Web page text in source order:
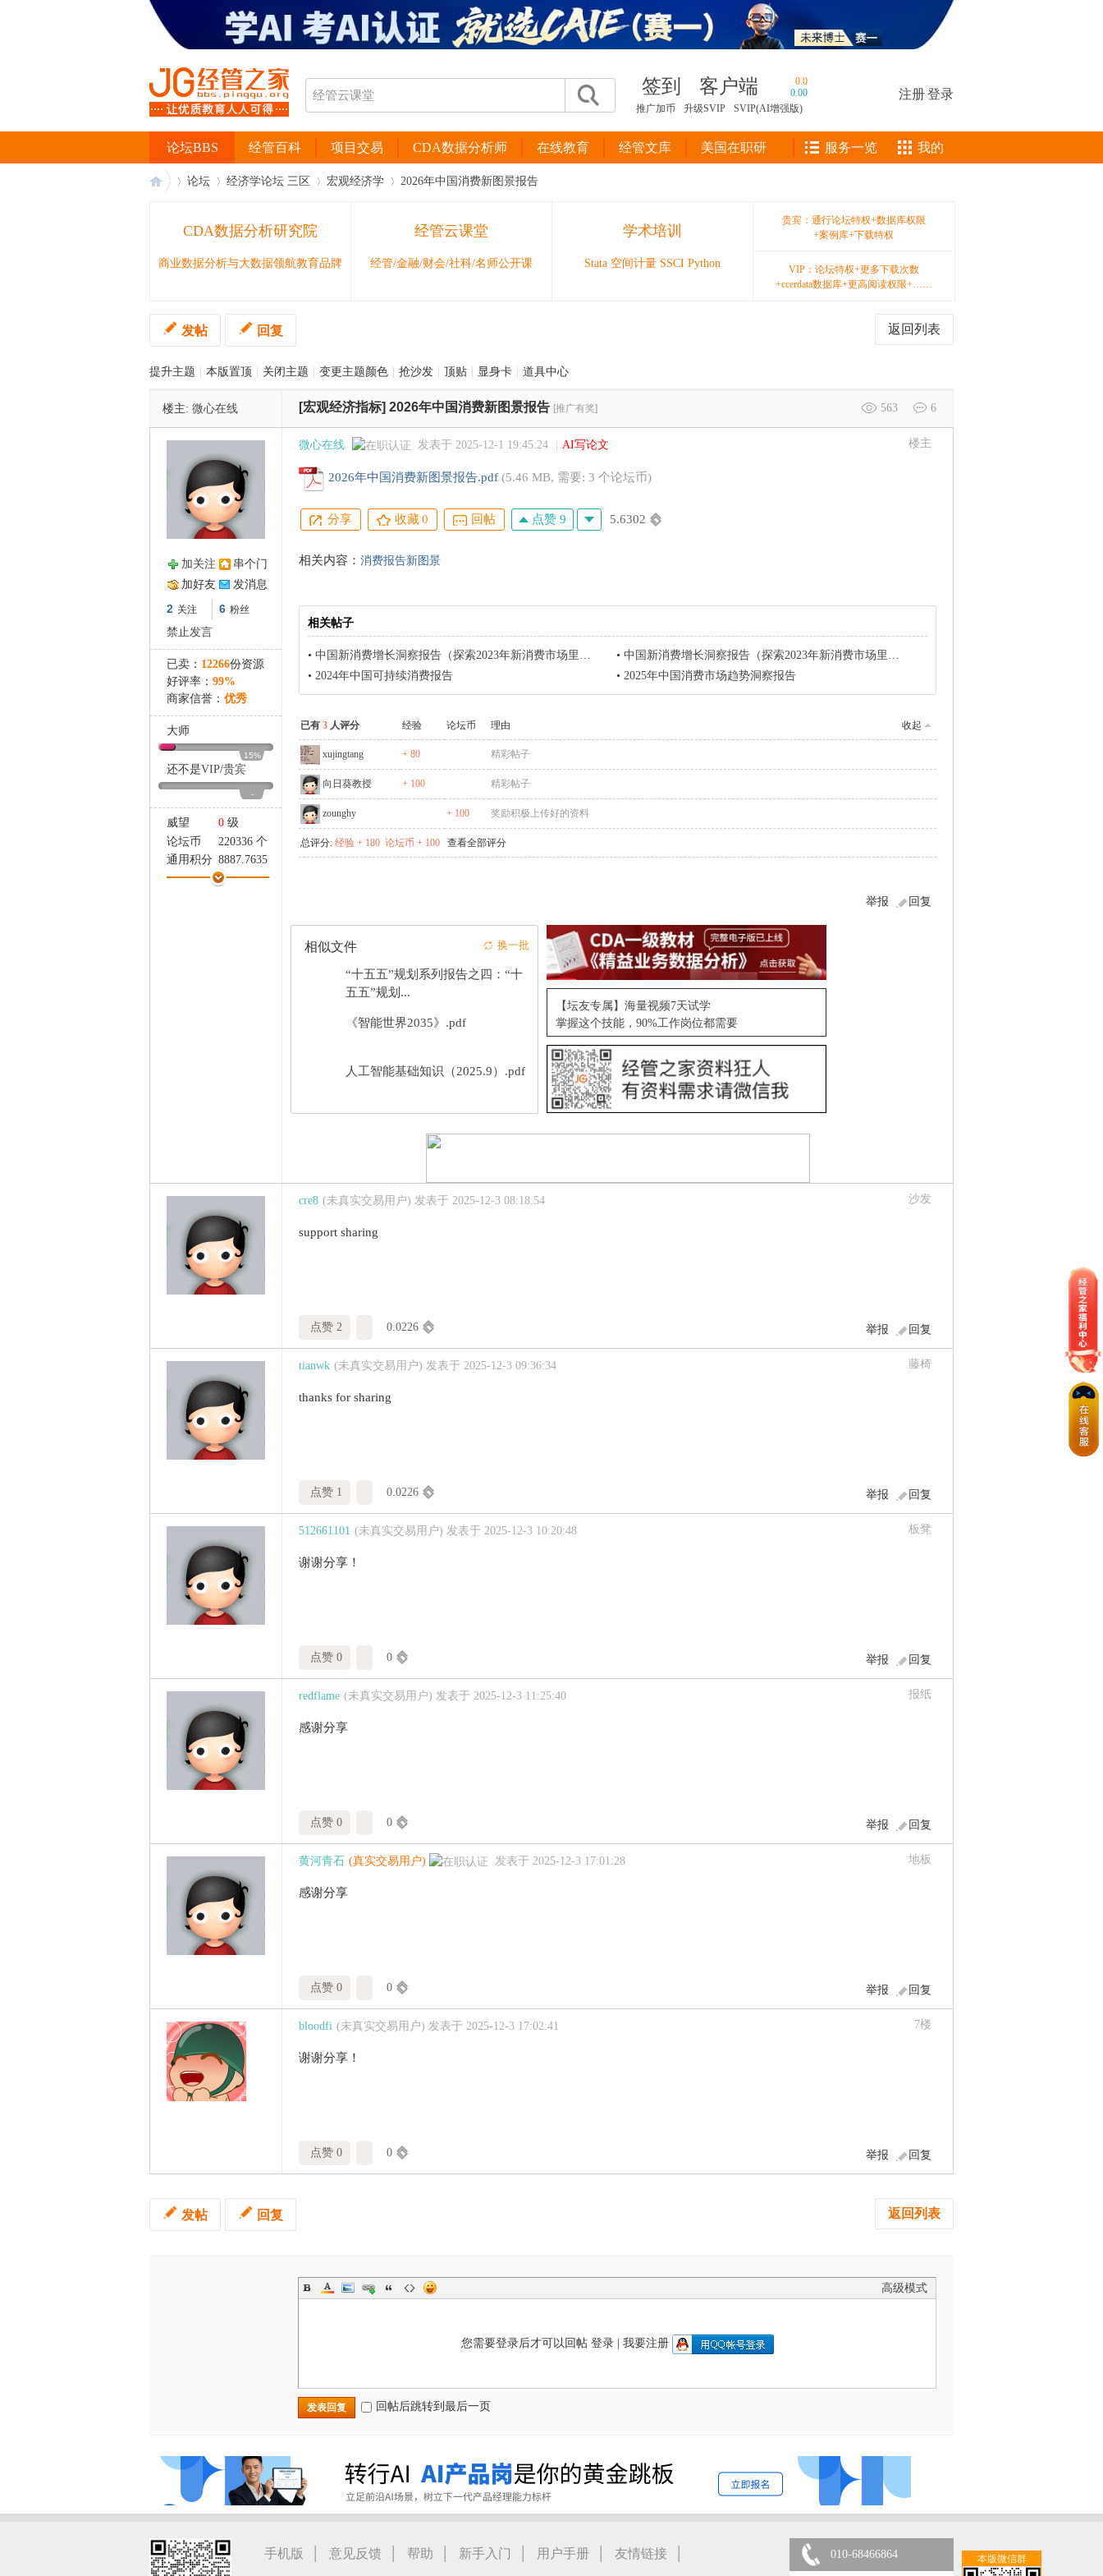
签到 客户端
0.0
0.00
推广加币
升级SVIP SVIP(AI增强版)
注册登录
经管百科 项目交易 CDA数据分析师 在线教育 经管文库 美国在职研
论坛BBS 服务一览 我的
家
论坛 经济学论坛 三区 宏观经济学 2026年中国消费新图景报告
CDA数据分析研究院
商业数据分析与大数据领航教育品牌
经管云课堂
经管/金融/财会/社科/名师公开课
学术培训
Stata 空间计量 SSCI Python
贵宾：通行论坛特权+数据库权限
+案例库+下载特权
VIP：论坛特权+更多下载次数
+ccerdata数据库+更高阅读权限+……
返回列表
发帖 回复
提升主题 本版置顶 关闭主题 变更主题颜色 抢沙发 顶贴 显身卡 道具中心
楼主: 微心在线 563 6
[宏观经济指标] 2026年中国消费新图景报告 [推广有奖]
加关注
串个门
加好友
发消息
2 关注 6 粉丝
禁止发言
已卖： 12266份资源
好评率： 99%
商家信誉： 优秀
大师
15%
还不是VIP/贵宾
-
威望 0 级
论坛币
220336 个
通用积分 8887.7635
学术水平
27 点
楼主
微心在线 发表于 2025-12-1 19:45:24 AI写论文
2026年中国消费新图景报告.pdf (5.46 MB, 需要: 3 个论坛币)
分享 收藏0 回帖 点赞 9 5.6302
相关内容： 消费报告新图景
相关帖子
• 中国新消费增长洞察报告（探索2023年新消费市场里的新机会） • 中国新消费增长洞察报告（探索2023年新消费市场里的新机会）
• 2024年中国可持续消费报告 • 2025年中国消费市场趋势洞察报告
已有 3 人评分 经验 论坛币 收起
理由
xujingtang + 80 精彩帖子
向日葵教授 + 100 精彩帖子
zounghy + 100 奖励积极上传好的资料
总评分: 经验 + 180 论坛币 + 100 查看全部评分
回复
举报
相似文件 换一批
“十五五”规划系列报告之四：“十
五五”规划...
《智能世界2035》.pdf
人工智能基础知识（2025.9）.pdf
【坛友专属】海量视频7天试学
掌握这个技能，90%工作岗位都需要
沙发
cre8 (未真实交易用户) 发表于 2025-12-3 08:18:54
support sharing
回复
举报
点赞 2 0.0226
藤椅
tianwk (未真实交易用户) 发表于 2025-12-3 09:36:34
thanks for sharing
回复
举报
点赞 1 0.0226
板凳
512661101 (未真实交易用户) 发表于 2025-12-3 10:20:48
谢谢分享！
回复
举报
点赞 0 0
报纸
redflame (未真实交易用户) 发表于 2025-12-3 11:25:40
感谢分享
回复
举报
点赞 0 0
地板
黄河青石 (真实交易用户) 发表于 2025-12-3 17:01:28
感谢分享
回复
举报
点赞 0 0
7楼
bloodfi (未真实交易用户) 发表于 2025-12-3 17:02:41
谢谢分享！
回复
举报
点赞 0 0
返回列表
发帖 回复
高级模式
您需要登录后才可以回帖 登录| 我要注册
发表回复 回帖后跳转到最后一页
本版微信群
手机版 | 意见反馈 | 帮助 | 新手入门 | 用户手册 | 友情链接 | 010-68466864